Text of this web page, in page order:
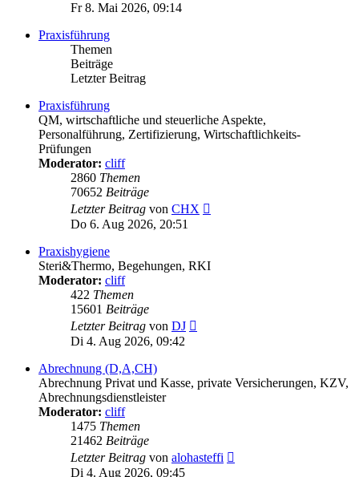
Fr 8. Mai 2026, 09:14
Praxisführung
Themen
Beiträge
Letzter Beitrag
Praxisführung
QM, wirtschaftliche und steuerliche Aspekte,
Personalführung, Zertifizierung, Wirtschaftlichkeits-
Prüfungen
Moderator: cliff
2860 Themen
70652 Beiträge
Letzter Beitrag von CHX
Do 6. Aug 2026, 20:51
Praxishygiene
Steri&Thermo, Begehungen, RKI
Moderator: cliff
422 Themen
15601 Beiträge
Letzter Beitrag von DJ
Di 4. Aug 2026, 09:42
Abrechnung (D,A,CH)
Abrechnung Privat und Kasse, private Versicherungen, KZV,
Abrechnungsdienstleister
Moderator: cliff
1475 Themen
21462 Beiträge
Letzter Beitrag von alohasteffi
Di 4. Aug 2026, 09:45